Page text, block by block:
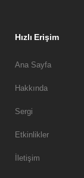
Hızlı Erişim
Ana Sayfa
Hakkında
Sergi
Etkinlikler
İletişim